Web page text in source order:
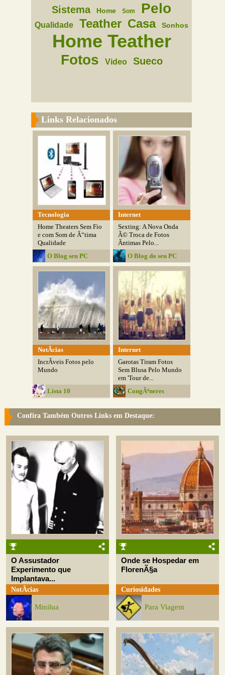
Sistema Home Som Pelo
Qualidade Teather Casa Sonhos
Home Teather
Fotos Video Sueco
Links Relacionados
Tecnologia
Home Theaters Sem Fio
e com Som de Ã“tima
Qualidade
O Blog seu PC
Internet
Sexting: A Nova Onda
Ã© Troca de Fotos
Ãntimas Pelo...
O Blog do seu PC
NotÃ­cias
IncrÃ­veis Fotos pelo
Mundo
Lista 10
Internet
Garotas Tiram Fotos
Sem Blusa Pelo Mundo
em 'Tour de...
CongÃªneres
Confira Também Outros Links em Destaque:
O Assustador
Experimento que
Implantava...
NotÃ­cias
Minilua
Onde se Hospedar em
FlorenÃ§a
Curiosidades
Para Viagem